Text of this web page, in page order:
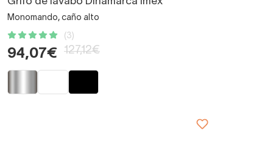
Monomando, caño alto
(3)
94,07€ 127,12€